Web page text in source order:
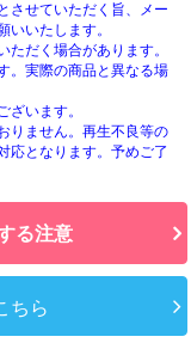
させていただく旨、メー
いたします。
だく場合があります。
。実際の商品と異なる場
います。
りません。再生不良等の
応となります。予めご了
る注意
ちら